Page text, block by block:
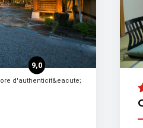
9,0
d'authenticit&eacute;